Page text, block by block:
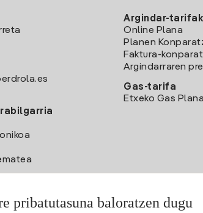
Argindar-tarifak
Online Plana
Planen
Faktura-
Argindarraren
Gas-tarifa
Etxeko Gas Plana
pribatutasuna baloratzen dugu